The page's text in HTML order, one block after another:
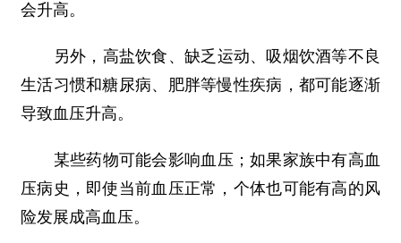
会升高。
另外，高盐饮食、缺乏运动、吸烟饮酒等不良
生活习惯和糖尿病、肥胖等慢性疾病，都可能逐渐
导致血压升高。
某些药物可能会影响血压；如果家族中有高血
压病史，即使当前血压正常，个体也可能有高的风
险发展成高血压。